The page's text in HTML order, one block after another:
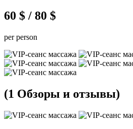
60 $ / 80 $
per person
(1 Обзоры и отзывы)